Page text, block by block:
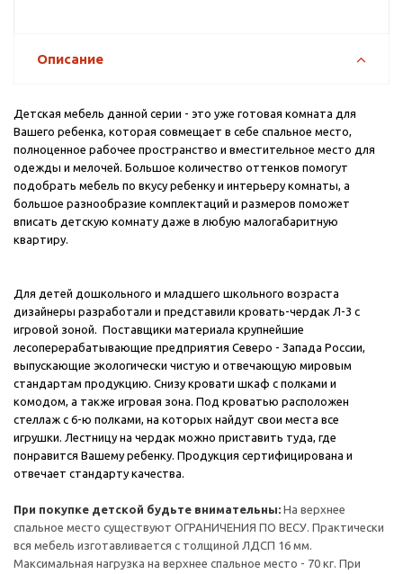
Описание
Детская мебель данной серии - это уже готовая комната для
Вашего ребенка, которая совмещает в себе спальное место,
полноценное рабочее пространство и вместительное место для
одежды и мелочей. Большое количество оттенков помогут
подобрать мебель по вкусу ребенку и интерьеру комнаты, а
большое разнообразие комплектаций и размеров поможет
вписать детскую комнату даже в любую малогабаритную
квартиру.
Для детей дошкольного и младшего школьного возраста
дизайнеры разработали и представили кровать-чердак Л-3 с
игровой зоной. Поставщики материала крупнейшие
лесоперерабатывающие предприятия Северо - Запада России,
выпускающие экологически чистую и отвечающую мировым
стандартам продукцию. Снизу кровати шкаф с полками и
комодом, а также игровая зона. Под кроватью расположен
стеллаж с 6-ю полками, на которых найдут свои места все
игрушки. Лестницу на чердак можно приставить туда, где
понравится Вашему ребенку. Продукция сертифицирована и
отвечает стандарту качества.
При покупке детской будьте внимательны: На верхнее
спальное место существуют ОГРАНИЧЕНИЯ ПО ВЕСУ. Практически
вся мебель изготавливается с толщиной ЛДСП 16 мм.
Максимальная нагрузка на верхнее спальное место - 70 кг. При